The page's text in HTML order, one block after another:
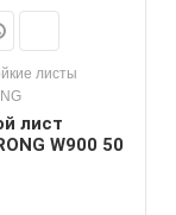
листы
лист
W900 50